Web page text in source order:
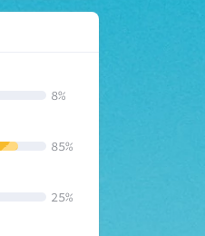
8%
85%
25%